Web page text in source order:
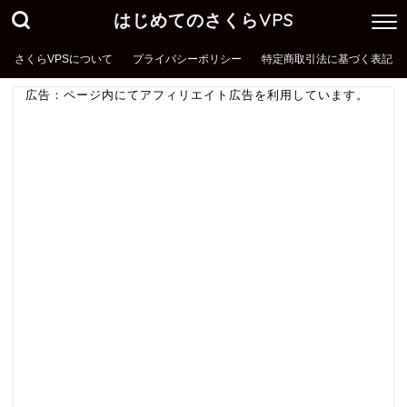
はじめてのさくらVPS
さくらVPSについて プライバシーポリシー 特定商取引法に基づく表記
広告：ページ内にてアフィリエイト広告を利用しています。